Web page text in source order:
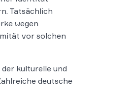
Tatsächlich
wegen
vor solchen
kulturelle und
deutsche